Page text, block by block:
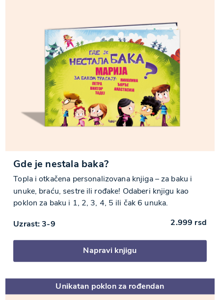
Gde je nestala baka?
Topla i otkačena personalizovana knjiga – za baku i
unuke, braću, sestre ili rođake! Odaberi knjigu kao
poklon za baku i 1, 2, 3, 4, 5 ili čak 6 unuka.
Uzrast: 3-9
2.999 rsd
Napravi knjigu
Unikatan poklon za rođendan